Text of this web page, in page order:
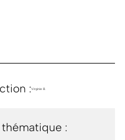
:Virginie B.
: